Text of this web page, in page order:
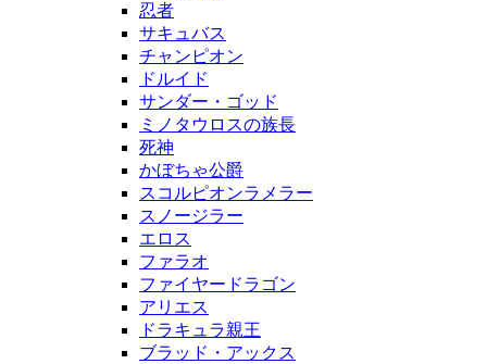
忍者
サキュバス
チャンピオン
ドルイド
サンダー・ゴッド
ミノタウロスの族長
死神
かぼちゃ公爵
スコルピオンラメラー
スノージラー
エロス
ファラオ
ファイヤードラゴン
アリエス
ドラキュラ親王
ブラッド・アックス